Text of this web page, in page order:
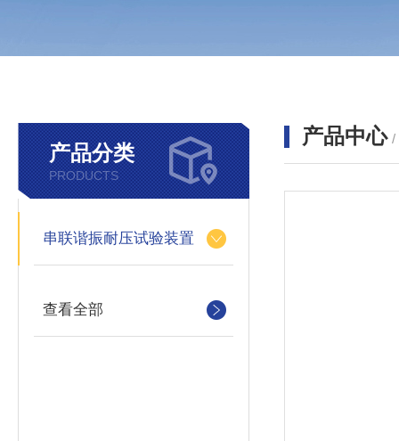
产品分类
PRODUCTS
串联谐振耐压试验装置
查看全部
产品中心 /